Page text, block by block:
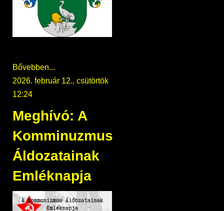
Bővebben...
2026. február 12., csütörtök
12:24
Meghívó: A
Komminuzmus
Áldozatainak
Emléknapja